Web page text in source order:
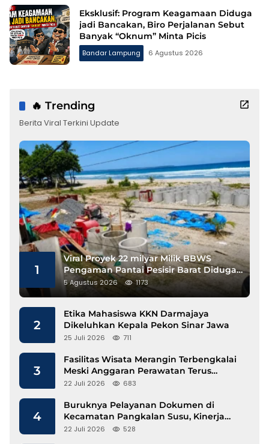
Eksklusif: Program Keagamaan Diduga
jadi Bancakan, Biro Perjalanan Sebut
Banyak “Oknum” Minta Picis
Bandar Lampung 6 Agustus 2026
🔥 Trending
Berita Viral Terkini Update
1
Viral Proyek 22 milyar Milik BBWS
Pengaman Pantai Pesisir Barat Diduga
Gunakan Besi Banci
5 Agustus 2026 1173
2
Etika Mahasiswa KKN Darmajaya
Dikeluhkan Kepala Pekon Sinar Jawa
25 Juli 2026 711
3
Fasilitas Wisata Merangin Terbengkalai
Meski Anggaran Perawatan Terus
Mengalir
22 Juli 2026 683
4
Buruknya Pelayanan Dokumen di
Kecamatan Pangkalan Susu, Kinerja
Disdukcapil Langkat Disorot
22 Juli 2026 528